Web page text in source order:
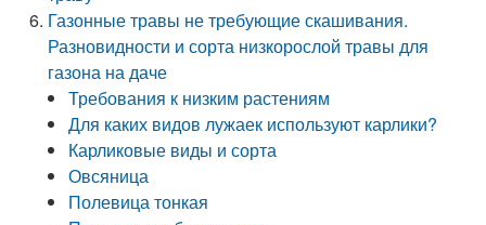
Газонные травы не требующие скашивания.
Разновидности и сорта низкорослой травы для
газона на даче
Требования к низким растениям
Для каких видов лужаек используют карлики?
Карликовые виды и сорта
Овсяница
Полевица тонкая